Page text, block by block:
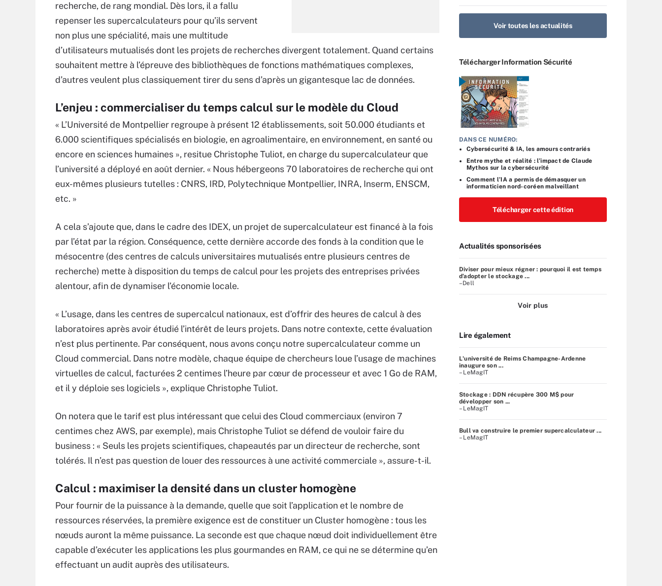
recherche, de rang mondial. Dès lors, il a fallu
repenser les supercalculateurs pour qu’ils servent
non plus une spécialité, mais une multitude
d’utilisateurs mutualisés dont les projets de recherches divergent totalement. Quand certains
souhaitent mettre à l’épreuve des bibliothèques de fonctions mathématiques complexes,
d’autres veulent plus classiquement tirer du sens d’après un gigantesque lac de données.
L’enjeu : commercialiser du temps calcul sur le modèle du Cloud
« L’Université de Montpellier regroupe à présent 12 établissements, soit 50.000 étudiants et
6.000 scientifiques spécialisés en biologie, en agroalimentaire, en environnement, en santé ou
encore en sciences humaines », resitue Christophe Tuliot, en charge du supercalculateur que
l’université a déployé en août dernier. « Nous hébergeons 70 laboratoires de recherche qui ont
eux-mêmes plusieurs tutelles : CNRS, IRD, Polytechnique Montpellier, INRA, Inserm, ENSCM,
etc. »
A cela s’ajoute que, dans le cadre des IDEX, un projet de supercalculateur est financé à la fois
par l’état par la région. Conséquence, cette dernière accorde des fonds à la condition que le
mésocentre (des centres de calculs universitaires mutualisés entre plusieurs centres de
recherche) mette à disposition du temps de calcul pour les projets des entreprises privées
alentour, afin de dynamiser l’économie locale.
« L’usage, dans les centres de supercalcul nationaux, est d’offrir des heures de calcul à des
laboratoires après avoir étudié l’intérêt de leurs projets. Dans notre contexte, cette évaluation
n’est plus pertinente. Par conséquent, nous avons conçu notre supercalculateur comme un
Cloud commercial. Dans notre modèle, chaque équipe de chercheurs loue l’usage de machines
virtuelles de calcul, facturées 2 centimes l’heure par cœur de processeur et avec 1 Go de RAM,
et il y déploie ses logiciels », explique Christophe Tuliot.
On notera que le tarif est plus intéressant que celui des Cloud commerciaux (environ 7
centimes chez AWS, par exemple), mais Christophe Tuliot se défend de vouloir faire du
business : « Seuls les projets scientifiques, chapeautés par un directeur de recherche, sont
tolérés. Il n’est pas question de louer des ressources à une activité commerciale », assure-t-il.
Calcul : maximiser la densité dans un cluster homogène
Pour fournir de la puissance à la demande, quelle que soit l’application et le nombre de
ressources réservées, la première exigence est de constituer un Cluster homogène : tous les
nœuds auront la même puissance. La seconde est que chaque nœud doit individuellement être
capable d’exécuter les applications les plus gourmandes en RAM, ce qui ne se détermine qu’en
effectuant un audit auprès des utilisateurs.
Voir toutes les actualités
Télécharger Information Sécurité
DANS CE NUMÉRO:
Cybersécurité & IA, les amours contrariés
Entre mythe et réalité : l’impact de Claude
Mythos sur la cybersécurité
Comment l’IA a permis de démasquer un
informaticien nord-coréen malveillant
Télécharger cette édition
Actualités sponsorisées
Diviser pour mieux régner : pourquoi il est temps
d’adopter le stockage ...
–Dell
Voir plus
Lire également
L'université de Reims Champagne-Ardenne
inaugure son ...
– LeMagIT
Stockage : DDN récupère 300 M$ pour
développer son ...
– LeMagIT
Bull va construire le premier supercalculateur ...
– LeMagIT